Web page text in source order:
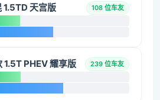
天宫版 108 位车友
PHEV 耀享版 239 位车友